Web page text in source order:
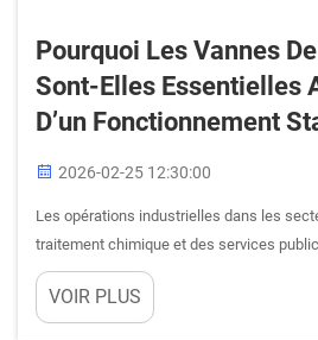
Pourquoi Les Vannes
Sont-Elles Essentielles
D’un Fonctionnement
2026-02-25 12:30:00
Les opérations industrielles dans les
traitement chimique et des services
régulation précise du débit pour assurer
optimales et le respect des normes de
VOIR PLUS